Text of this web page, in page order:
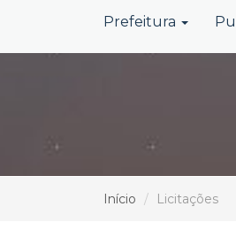
Prefeitura
Início Licitações